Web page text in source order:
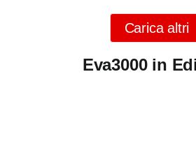
Carica altri
Eva3000 in